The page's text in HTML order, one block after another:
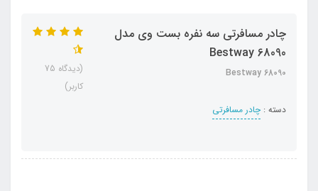
چادر مسافرتی سه نفره بست وی مدل
Bestway 68090
Bestway 68090
دسته : چادر مسافرتی
(دیدگاه 75
کاربر)